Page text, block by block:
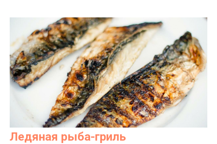
Ледяная рыба-гриль